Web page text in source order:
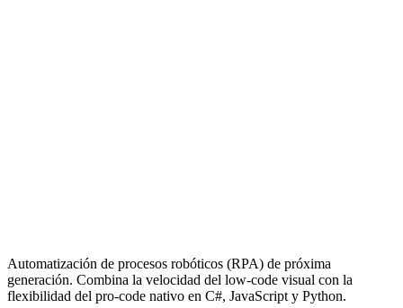
Automatización de procesos robóticos (RPA) de próxima
generación. Combina la velocidad del low-code visual con la
flexibilidad del pro-code nativo en C#, JavaScript y Python.